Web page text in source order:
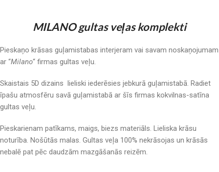
MILANO gultas veļas komplekti
Pieskaņo krāsas guļamistabas interjeram vai savam noskaņojumam
ar “Milano“ firmas gultas veļu.
Skaistais 5D dizains lieliski iederēsies jebkurā guļamistabā. Radiet
īpašu atmosfēru savā guļamistabā ar šīs firmas kokvilnas-satīna
gultas veļu.
Pieskarienam patīkams, maigs, biezs materiāls. Lieliska krāsu
noturība. Nošūtās malas. Gultas veļa 100% nekrāsojas un krāsās
nebalē pat pēc daudzām mazgāšanās reizēm.